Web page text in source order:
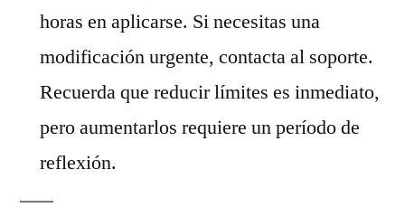
horas en aplicarse. Si necesitas una
modificación urgente, contacta al soporte.
Recuerda que reducir límites es inmediato,
pero aumentarlos requiere un período de
reflexión.